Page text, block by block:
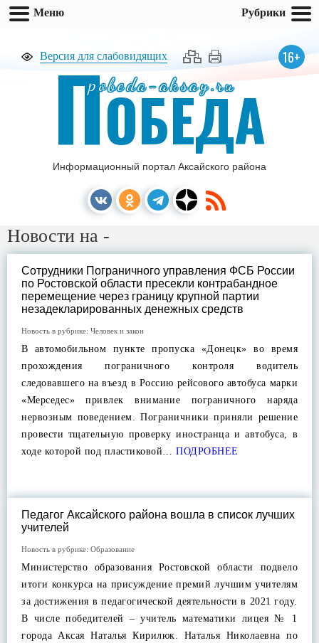
Версия для слабовидящих 16+
pobeda-aksay.ru
ПОБЕДА
Информационный портал Аксайского района
Новости на -
Сотрудники Пограничного управления ФСБ России
по Ростовской области пресекли контрабандное
перемещение через границу крупной партии
незадекларированных денежных средств
Новость в рубрике: Человек и закон
В автомобильном пункте пропуска «Донецк» во время
прохождения пограничного контроля водитель
следовавшего на въезд в Россию рейсового автобуса марки
«Мерседес» привлек внимание пограничного наряда
нервозным поведением. Пограничники приняли решение
провести тщательную проверку иностранца и автобуса, в
ходе которой под пластиковой… ПОДРОБНЕЕ
Педагог Аксайского района вошла в список лучших
учителей
Новость в рубрике: Образование
Министерство образования Ростовской области подвело
итоги конкурса на присуждение премий лучшим учителям
за достижения в педагогической деятельности в 2021 году.
В числе победителей – учитель математики лицея № 1
города Аксая Наталья Кирилюк. Наталья Николаевна по
Меню Рубрики